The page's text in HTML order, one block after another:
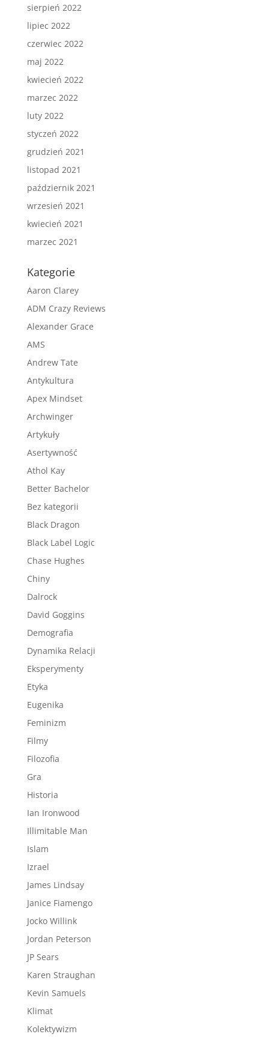
sierpień 2022
lipiec 2022
czerwiec 2022
maj 2022
kwiecień 2022
marzec 2022
luty 2022
styczeń 2022
grudzień 2021
listopad 2021
październik 2021
wrzesień 2021
kwiecień 2021
marzec 2021
Kategorie
Aaron Clarey
ADM Crazy Reviews
Alexander Grace
AMS
Andrew Tate
Antykultura
Apex Mindset
Archwinger
Artykuły
Asertywność
Athol Kay
Better Bachelor
Bez kategorii
Black Dragon
Black Label Logic
Chase Hughes
Chiny
Dalrock
David Goggins
Demografia
Dynamika Relacji
Eksperymenty
Etyka
Eugenika
Feminizm
Filmy
Filozofia
Gra
Historia
Ian Ironwood
Illimitable Man
Islam
Izrael
James Lindsay
Janice Fiamengo
Jocko Willink
Jordan Peterson
JP Sears
Karen Straughan
Kevin Samuels
Klimat
Kolektywizm